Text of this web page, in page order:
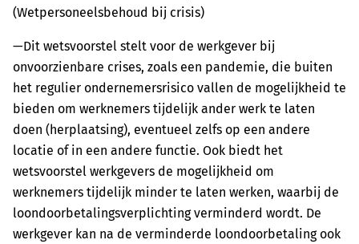
(Wetpersoneelsbehoud bij crisis)
—Dit wetsvoorstel stelt voor de werkgever bij
onvoorzienbare crises, zoals een pandemie, die buiten
het regulier ondernemersrisico vallen de mogelijkheid te
bieden om werknemers tijdelijk ander werk te laten
doen (herplaatsing), eventueel zelfs op een andere
locatie of in een andere functie. Ook biedt het
wetsvoorstel werkgevers de mogelijkheid om
werknemers tijdelijk minder te laten werken, waarbij de
loondoorbetalingsverplichting verminderd wordt. De
werkgever kan na de verminderde loondoorbetaling ook